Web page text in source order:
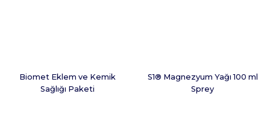
Biomet Eklem ve Kemik
Sağlığı Paketi
S1® Magnezyum Yağı 100 ml
Sprey